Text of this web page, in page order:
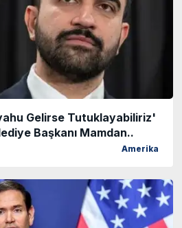
Gelirse Tutuklayabiliriz'
Başkanı Mamdan..
Amerika